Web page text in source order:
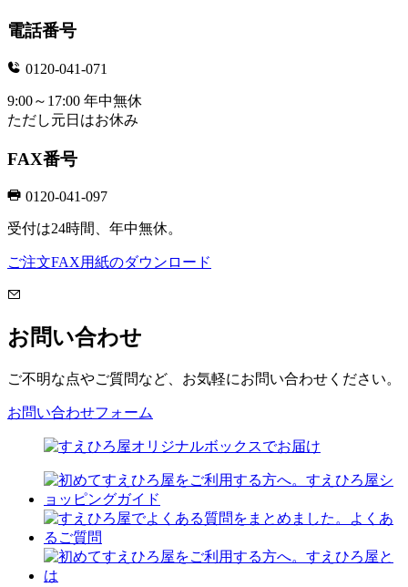
電話番号
0120-041-071
9:00～17:00 年中無休
ただし元日はお休み
FAX番号
0120-041-097
受付は24時間、年中無休。
ご注文FAX用紙のダウンロード
お問い合わせ
ご不明な点やご質問など、お気軽にお問い合わせください。
お問い合わせフォーム